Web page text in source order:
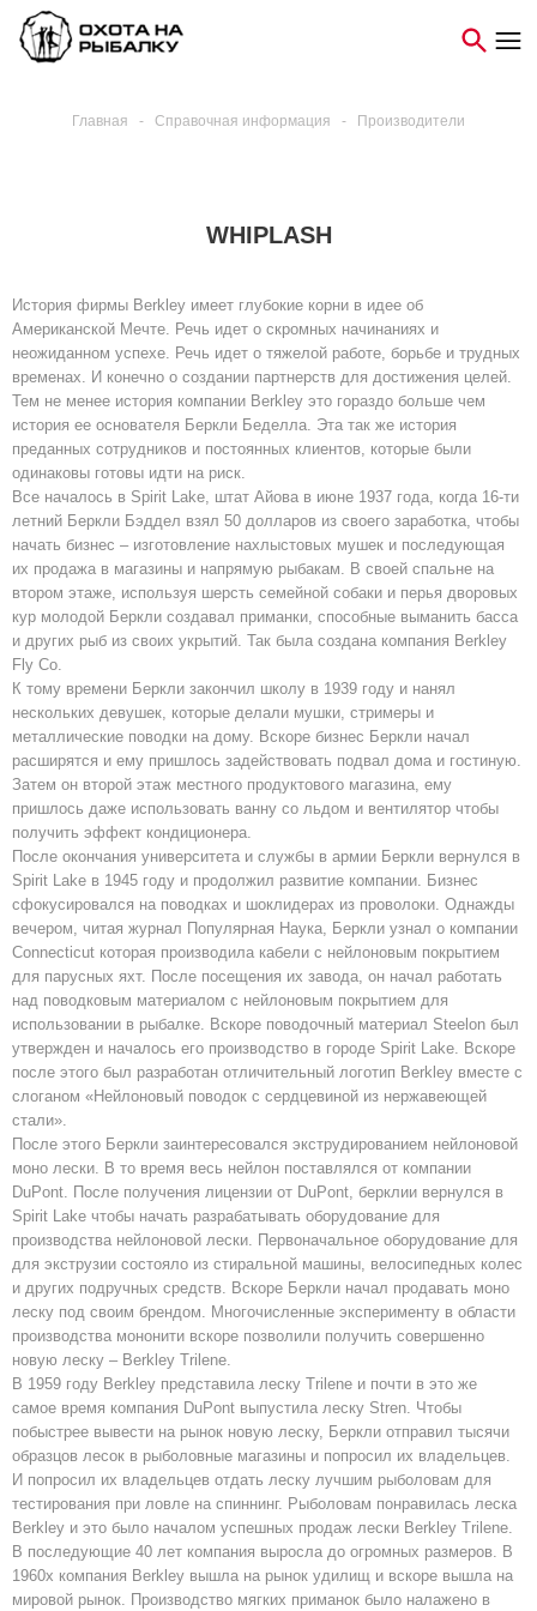
Главная - Справочная информация - Производители
WHIPLASH
История фирмы Berkley имеет глубокие корни в идее об
Американской Мечте. Речь идет о скромных начинаниях и
неожиданном успехе. Речь идет о тяжелой работе, борьбе и трудных
временах. И конечно о создании партнерств для достижения целей.
Тем не менее история компании Berkley это гораздо больше чем
история ее основателя Беркли Беделла. Эта так же история
преданных сотрудников и постоянных клиентов, которые были
одинаковы готовы идти на риск.
Все началось в Spirit Lake, штат Айова в июне 1937 года, когда 16-ти
летний Беркли Бэддел взял 50 долларов из своего заработка, чтобы
начать бизнес – изготовление нахлыстовых мушек и последующая
их продажа в магазины и напрямую рыбакам. В своей спальне на
втором этаже, используя шерсть семейной собаки и перья дворовых
кур молодой Беркли создавал приманки, способные выманить басса
и других рыб из своих укрытий. Так была создана компания Berkley
Fly Co.
К тому времени Беркли закончил школу в 1939 году и нанял
нескольких девушек, которые делали мушки, стримеры и
металлические поводки на дому. Вскоре бизнес Беркли начал
расширятся и ему пришлось задействовать подвал дома и гостиную.
Затем он второй этаж местного продуктового магазина, ему
пришлось даже использовать ванну со льдом и вентилятор чтобы
получить эффект кондиционера.
После окончания университета и службы в армии Беркли вернулся в
Spirit Lake в 1945 году и продолжил развитие компании. Бизнес
сфокусировался на поводках и шоклидерах из проволоки. Однажды
вечером, читая журнал Популярная Наука, Беркли узнал о компании
Connecticut которая производила кабели с нейлоновым покрытием
для парусных яхт. После посещения их завода, он начал работать
над поводковым материалом с нейлоновым покрытием для
использовании в рыбалке. Вскоре поводочный материал Steelon был
утвержден и началось его производство в городе Spirit Lake. Вскоре
после этого был разработан отличительный логотип Berkley вместе с
слоганом «Нейлоновый поводок с сердцевиной из нержавеющей
стали».
После этого Беркли заинтересовался экструдированием нейлоновой
моно лески. В то время весь нейлон поставлялся от компании
DuPont. После получения лицензии от DuPont, берклии вернулся в
Spirit Lake чтобы начать разрабатывать оборудование для
производства нейлоновой лески. Первоначальное оборудование для
для экструзии состояло из стиральной машины, велосипедных колес
и других подручных средств. Вскоре Беркли начал продавать моно
леску под своим брендом. Многочисленные эксперименту в области
производства мононити вскоре позволили получить совершенно
новую леску – Berkley Trilene.
В 1959 году Berkley представила леску Trilene и почти в это же
самое время компания DuPont выпустила леску Stren. Чтобы
побыстрее вывести на рынок новую леску, Беркли отправил тысячи
образцов лесок в рыболовные магазины и попросил их владельцев.
И попросил их владельцев отдать леску лучшим рыболовам для
тестирования при ловле на спиннинг. Рыболовам понравилась леска
Berkley и это было началом успешных продаж лески Berkley Trilene.
В последующие 40 лет компания выросла до огромных размеров. В
1960х компания Berkley вышла на рынок удилищ и вскоре вышла на
мировой рынок. Производство мягких приманок было налажено в